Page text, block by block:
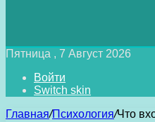
Пятница , 7 Август 2026
Войти
Switch skin
Главная/Психология/Что